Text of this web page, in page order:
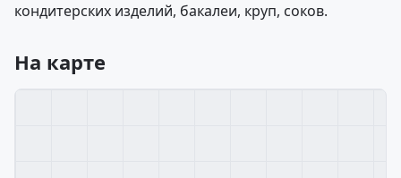
кондитерских изделий, бакалеи, круп, соков.
На карте